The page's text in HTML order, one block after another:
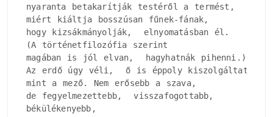
nyaranta betakarítják testéről a termést,
miért kiáltja bosszúsan fűnek-fának,
hogy kizsákmányolják,  elnyomatásban él.
(A történetfilozófia szerint
magában is jól elvan,  hagyhatnák pihenni.)
Az erdő úgy véli,  ő is éppoly
mint a mező. Nem erősebb a szava,
de fegyelmezettebb,  visszafogottabb,
békülékenyebb,